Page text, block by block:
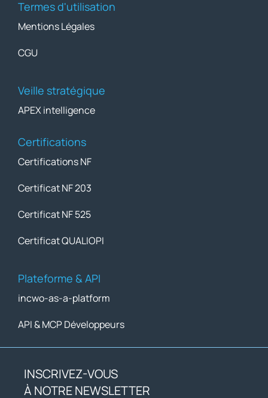
Termes d'utilisation
Mentions Légales
CGU
Veille stratégique
APEX intelligence
Certifications
Certifications NF
Certificat NF 203
Certificat NF 525
Certificat QUALIOPI
Plateforme & API
incwo-as-a-platform
API & MCP Développeurs
INSCRIVEZ-VOUS
À NOTRE NEWSLETTER